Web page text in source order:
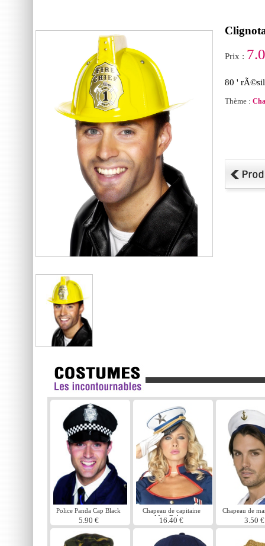
Prix :
80 '
Thème :
Police Panda Cap Black
5.90 €
Chapeau de capitaine
Mini Deluxe
16.40 €
Chapeau de
ancre
3.50 €